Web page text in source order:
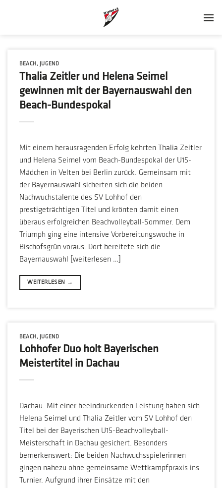
BEACH , JUGEND
Thalia Zeitler und Helena Seimel
gewinnen mit der Bayernauswahl den
Beach-Bundespokal
Mit einem herausragenden Erfolg kehrten Thalia Zeitler
und Helena Seimel vom Beach-Bundespokal der U15-
Mädchen in Velten bei Berlin zurück. Gemeinsam mit
der Bayernauswahl sicherten sich die beiden
Nachwuchstalente des SV Lohhof den
prestigeträchtigen Titel und krönten damit einen
überaus erfolgreichen Beachvolleyball-Sommer. Dem
Triumph ging eine intensive Vorbereitungswoche in
Bischofsgrün voraus. Dort bereitete sich die
Bayernauswahl [weiterlesen …]
WEITERLESEN →
BEACH , JUGEND
Lohhofer Duo holt Bayerischen
Meistertitel in Dachau
Dachau. Mit einer beeindruckenden Leistung haben sich
Helena Seimel und Thalia Zeitler vom SV Lohhof den
Titel bei der Bayerischen U15-Beachvolleyball-
Meisterschaft in Dachau gesichert. Besonders
bemerkenswert: Die beiden Nachwuchsspielerinnen
gingen nahezu ohne gemeinsame Wettkampfpraxis ins
Turnier. Aufgrund ihrer Einsätze mit den